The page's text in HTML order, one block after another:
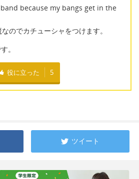
because my bangs get in the
のでカチューシャをつけます。
。
役に立った 5
ツイート